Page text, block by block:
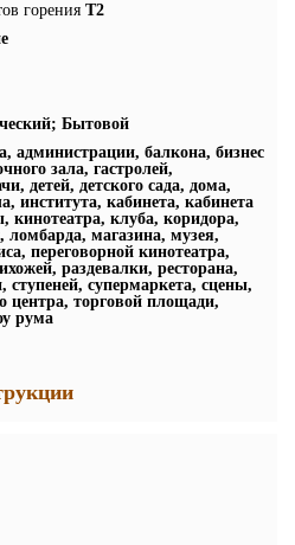
горения Т2
Бытовой
администрации, балкона, бизнес
зала, гастролей,
детей, детского сада, дома,
института, кабинета, кабинета
кинотеатра, клуба, коридора,
ломбарда, магазина, музея,
переговорной кинотеатра,
раздевалки, ресторана,
ступеней, супермаркета, сцены,
центра, торговой площади,
рума